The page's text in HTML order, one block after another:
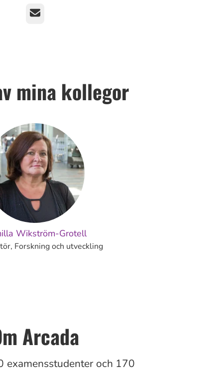
E-post
mina kollegor
Wikström-Grotell
Forskning och utveckling
Arcada
examensstudenter och 170